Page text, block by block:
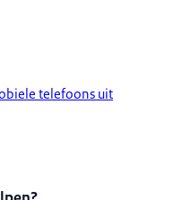
telefoons uit